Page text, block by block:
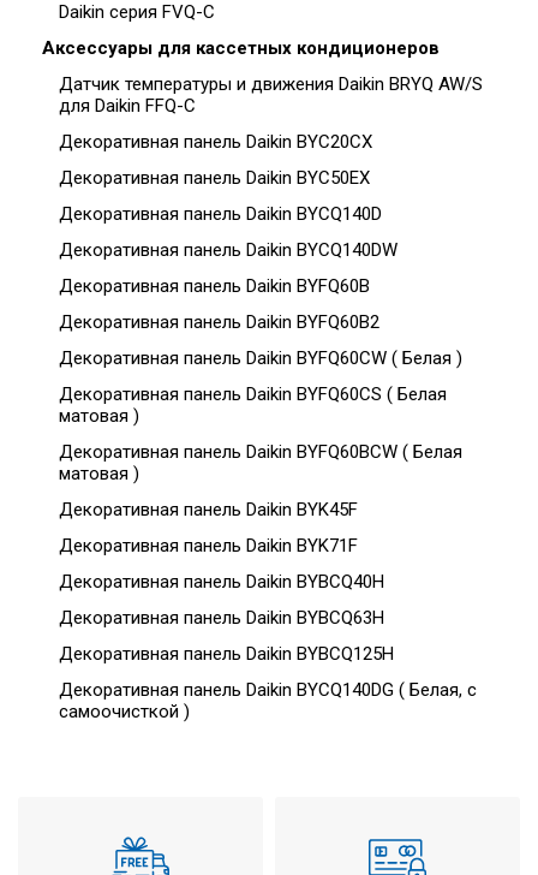
Daikin серия FVQ-C
Аксессуары для кассетных кондиционеров
Датчик температуры и движения Daikin BRYQ AW/S
для Daikin FFQ-C
Декоративная панель Daikin BYC20CX
Декоративная панель Daikin BYC50EX
Декоративная панель Daikin BYCQ140D
Декоративная панель Daikin BYCQ140DW
Декоративная панель Daikin BYFQ60B
Декоративная панель Daikin BYFQ60B2
Декоративная панель Daikin BYFQ60CW ( Белая )
Декоративная панель Daikin BYFQ60CS ( Белая
матовая )
Декоративная панель Daikin BYFQ60BCW ( Белая
матовая )
Декоративная панель Daikin BYK45F
Декоративная панель Daikin BYK71F
Декоративная панель Daikin BYBCQ40H
Декоративная панель Daikin BYBCQ63H
Декоративная панель Daikin BYBCQ125H
Декоративная панель Daikin BYCQ140DG ( Белая, с
самоочисткой )